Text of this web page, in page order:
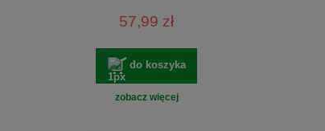
57,99 zł
do koszyka
zobacz więcej